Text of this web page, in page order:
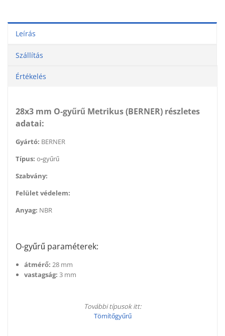
Leírás
Szállítás
Értékelés
28x3 mm O-gyűrű Metrikus (BERNER) részletes
adatai:
Gyártó: BERNER
Típus: o-gyűrű
Szabvány:
Felület védelem:
Anyag: NBR
O-gyűrű paraméterek:
átmérő: 28 mm
vastagság: 3 mm
További típusok itt:
Tömítőgyűrű